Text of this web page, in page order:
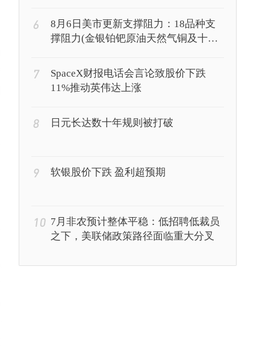
6
8月6日美市更新支撑阻力：18品种支
撑阻力(金银铂钯原油天然气铜及十大
7
SpaceX财报电话会言论致股价下跌
11%推动英伟达上涨
8 日元长达数十年规则被打破
9 软银股价下跌 盈利超预期
10 7月非农预计整体平稳：低招聘低裁员
之下，美联储政策路径面临重大分叉